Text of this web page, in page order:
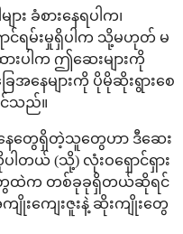
ခံစားနေရပါက၊
င်ရမ်းမှုရှိပါက သို့မဟုတ် မ
းပါက ဤဆေးများကို
နေများကို ပိုမိုဆိုးရွားစေ
သည်။
ေတွေရှိတဲ့သူတွေဟာ ဒီဆေး
တယ် (သို့) လုံးဝရှောင်ရှား
ေထဲက တစ်ခုခုရှိတယ်ဆိုရင်
းကျေးဇူးနဲ့ ဆိုးကျိုးတွေ